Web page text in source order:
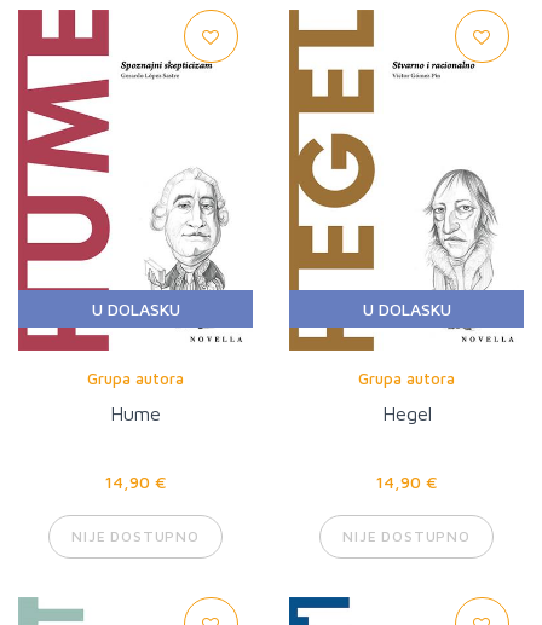
U DOLASKU
Grupa autora
Hume
14,90 €
NIJE DOSTUPNO
U DOLASKU
Grupa autora
Hegel
14,90 €
NIJE DOSTUPNO